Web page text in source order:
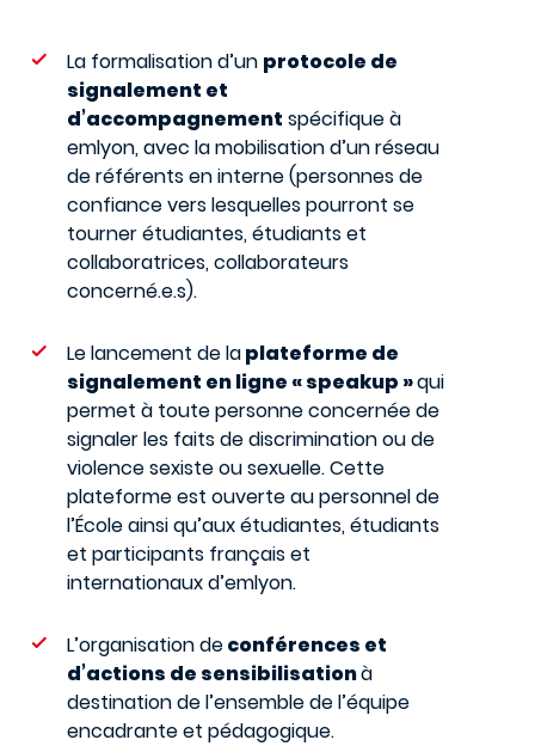
La formalisation d’un protocole de
signalement et
d’accompagnement spécifique à
emlyon, avec la mobilisation d’un réseau
de référents en interne (personnes de
confiance vers lesquelles pourront se
tourner étudiantes, étudiants et
collaboratrices, collaborateurs
concerné.e.s).
Le lancement de laplateforme de
signalement en ligne « speakup »qui
permet à toute personne concernée de
signaler les faits de discrimination ou de
violence sexiste ou sexuelle. Cette
plateforme est ouverte au personnel de
l’École ainsi qu’aux étudiantes, étudiants
et participants français et
internationaux d’emlyon.
L’organisation deconférences et
d’actions de sensibilisationà
destination de l’ensemble de l’équipe
encadrante et pédagogique.